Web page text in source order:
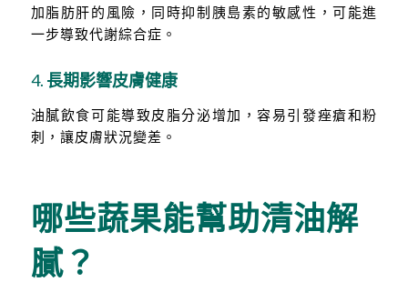
加脂肪肝的風險，同時抑制胰島素的敏感性，可能進
一步導致代謝綜合症。
4. 長期影響皮膚健康
油膩飲食可能導致皮脂分泌增加，容易引發痤瘡和粉
刺，讓皮膚狀況變差。
哪些蔬果能幫助清油解
膩？